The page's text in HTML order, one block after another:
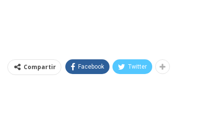
Compartir Facebook Twitter